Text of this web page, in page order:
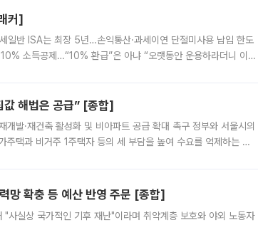
커]
일반 ISA는 최장 5년…손익통산·과세이연 단절미사용 납입 한도
소득공제…“10% 환급”은 아냐 “오랫동안 운용하라더니 이제
해법은 공급” [종합]
개발·재건축 활성화 및 비아파트 공급 확대 촉구 정부와 서울시의
주택과 비거주 1주택자 등의 세 부담을 높여 수요를 억제하는 카
망 확충 등 예산 반영 주문 [종합]
사실상 국가적인 기후 재난"이라며 취약계층 보호와 야외 노동자